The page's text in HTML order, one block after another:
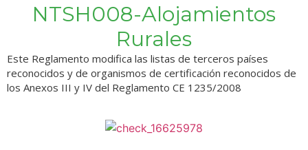
NTSH008-Alojamientos
Rurales
Este Reglamento modifica las listas de terceros países
reconocidos y de organismos de certificación reconocidos de
los Anexos III y IV del Reglamento CE 1235/2008